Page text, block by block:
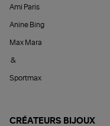
Ami Paris
Anine Bing
Max Mara
&
Sportmax
CRÉATEURS BIJOUX